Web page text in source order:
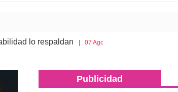
| 07 Ago 2026 Gaby Molina promueve
Publicidad